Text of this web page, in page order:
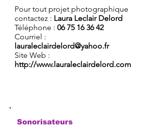
Pour tout projet photographique
contactez : Laura Leclair Delord
Téléphone : 06 75 16 36 42
Courriel :
lauraleclairdelord@yahoo.fr
Site Web :
http://www.lauraleclairdelord.com
Sonorisateurs